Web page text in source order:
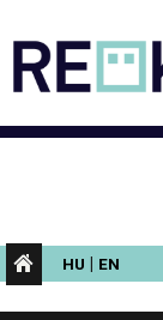
HU | EN